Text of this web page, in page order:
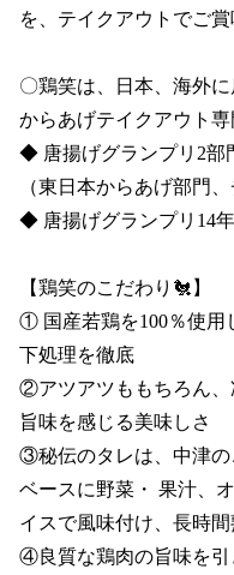
を、テイクアウトでご賞
〇鶏笑は、日本、海外
からあげテイクアウト専
◆ 唐揚げグランプリ2部
（東日本からあげ部門
◆ 唐揚げグランプリ14
【鶏笑のこだわり🐔】
① 国産若鶏を100％使用
下処理を徹底
②アツアツももちろん、
旨味を感じる美味しさ
③秘伝のタレは、中津の
ベースに野菜・ 果汁、
イスで風味付け、長時間
④良質な鶏肉の旨味を引